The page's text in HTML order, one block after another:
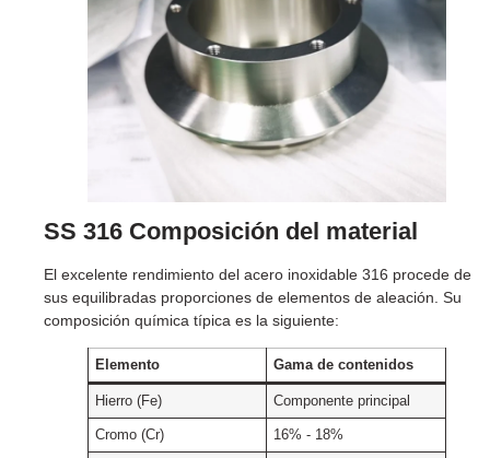
SS 316 Composición del material
El excelente rendimiento del acero inoxidable 316 procede de
sus equilibradas proporciones de elementos de aleación. Su
composición química típica es la siguiente:
Elemento Gama de contenidos
Hierro (Fe) Componente principal
Cromo (Cr) 16% - 18%